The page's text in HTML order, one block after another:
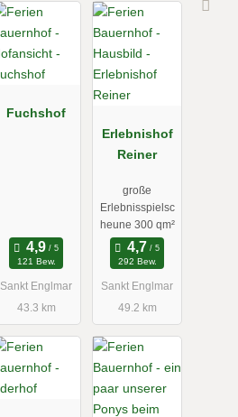
Fuchshof
121 Bew.
Sankt Englmar
43.3 km
Erlebnishof
Reiner
große
Erlebnisspielsc
heune 300 qm²
292 Bew.
Sankt Englmar
49.2 km